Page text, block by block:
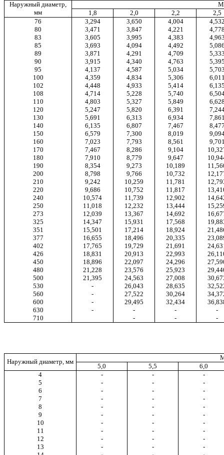
Наружный диаметр,
мм
1,8
2,0 2,2
2,5
76
3,294 3,650 4,004
80
3,471 3,847 4,221
83
3,605 3,995 4,383
85
3,693 4,094 4,492
89
3,871 4,291 4,709
90
3,915 4,340 4,763
95
4,137 4,587 5,034
100
4,359 4,834 5,306
102
4,448 4,933 5,414
108
4,714 5,228 5,740
110
4,803 5,327 5,849
120
5,247 5,820 6,391
130
5,691 6,313 6,934
140
6,135 6,807 7,467
150
6,579 7,300 8,019
160
7,023 7,793 8,561
170
7,467 8,286 9,104
180
7,910 8,779 9,647
190
8,354 9,273 10,189
200
8,798 9,766 10,732
210
9,242 10,259 11,781
220
9,686 10,752 11,817
240
10,574 11,739 12,902
250
11,018 12,232 13,444
273
12,039 13,367 14,692
325
14,347 15,931 17,568
351
15,501 17,214 18,924
377
16,655 18,496 20,335
402
17,765 19,729 21,691
426
18,831 20,913 22,993
450
18,896 22,097 24,296
480
21,228 23,576 25,923
500
21,395 24,563 27,008
530
- 26,043 28,635
560
- 27,522 30,264
600
- 29,495 32,434
630
- - -
-
710
- - -
Наружный диаметр, мм
5,0
5,5
6,0
4
- -
-
5
- -
-
6
- -
-
7
- -
-
8
- -
-
9
- -
-
10
- -
-
11
- -
-
12
- -
-
13
- -
-